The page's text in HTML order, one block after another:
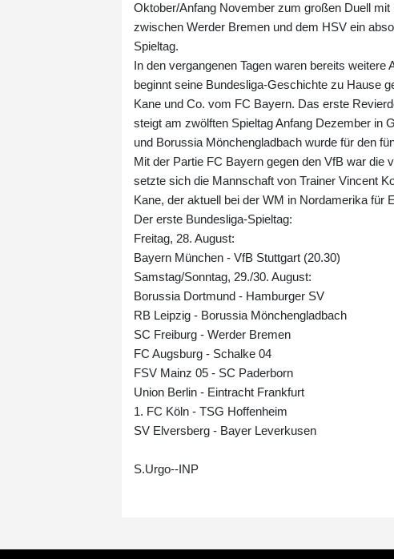
Oktober/Anfang November zum großen Duell
zwischen Werder Bremen und dem HSV ein
Spieltag.
In den vergangenen Tagen waren bereits
beginnt seine Bundesliga-Geschichte zu Hause
Kane und Co. vom FC Bayern. Das erste
steigt am zwölften Spieltag Anfang Dezember in
und Borussia Mönchengladbach wurde für den
Mit der Partie FC Bayern gegen den VfB war die
setzte sich die Mannschaft von Trainer Vincent
Kane, der aktuell bei der WM in Nordamerika für
Der erste Bundesliga-Spieltag:
Freitag, 28. August:
Bayern München - VfB Stuttgart (20.30)
Samstag/Sonntag, 29./30. August:
Borussia Dortmund - Hamburger SV
RB Leipzig - Borussia Mönchengladbach
SC Freiburg - Werder Bremen
FC Augsburg - Schalke 04
FSV Mainz 05 - SC Paderborn
Union Berlin - Eintracht Frankfurt
1. FC Köln - TSG Hoffenheim
SV Elversberg - Bayer Leverkusen
S.Urgo--INP